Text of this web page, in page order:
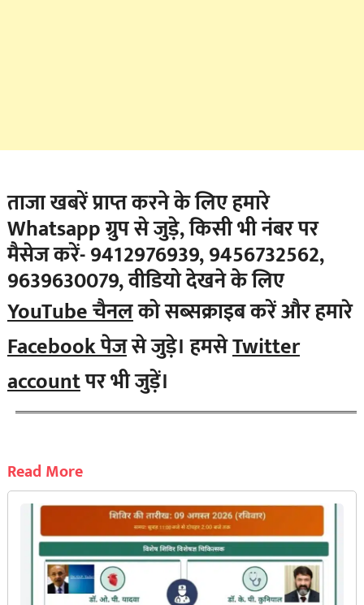
ताजा खबरें प्राप्त करने के लिए हमारे
Whatsapp ग्रुप से जुड़े, किसी भी नंबर पर
मैसेज करें- 9412976939, 9456732562,
9639630079, वीडियो देखने के लिए
YouTube चैनलको सब्सक्राइब करें और हमारे
Facebook पेजसे जुड़े। हमसेTwitter
accountपर भी जुड़ें।
Read More